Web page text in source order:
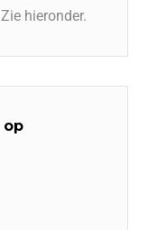
hieronder.